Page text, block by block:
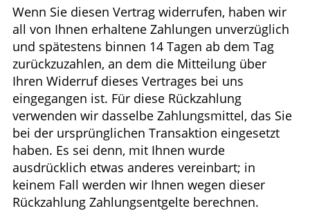
Wenn Sie diesen Vertrag widerrufen, haben wir
all von Ihnen erhaltene Zahlungen unverzüglich
und spätestens binnen 14 Tagen ab dem Tag
zurückzuzahlen, an dem die Mitteilung über
Ihren Widerruf dieses Vertrages bei uns
eingegangen ist. Für diese Rückzahlung
verwenden wir dasselbe Zahlungsmittel, das Sie
bei der ursprünglichen Transaktion eingesetzt
haben. Es sei denn, mit Ihnen wurde
ausdrücklich etwas anderes vereinbart; in
keinem Fall werden wir Ihnen wegen dieser
Rückzahlung Zahlungsentgelte berechnen.